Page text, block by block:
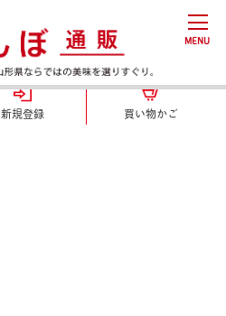
MENU
新規登録 買い物かご